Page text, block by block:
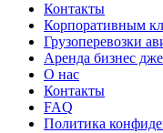
Контакты
Корпоративным
Грузоперевозки
Аренда бизнес
О нас
Контакты
FAQ
Политика